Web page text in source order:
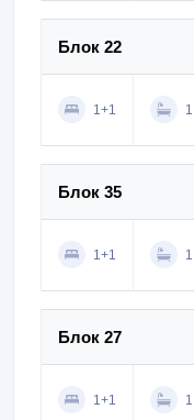
Блок 22
1+1 1
Блок 35
1+1 1
Блок 27
1+1 1